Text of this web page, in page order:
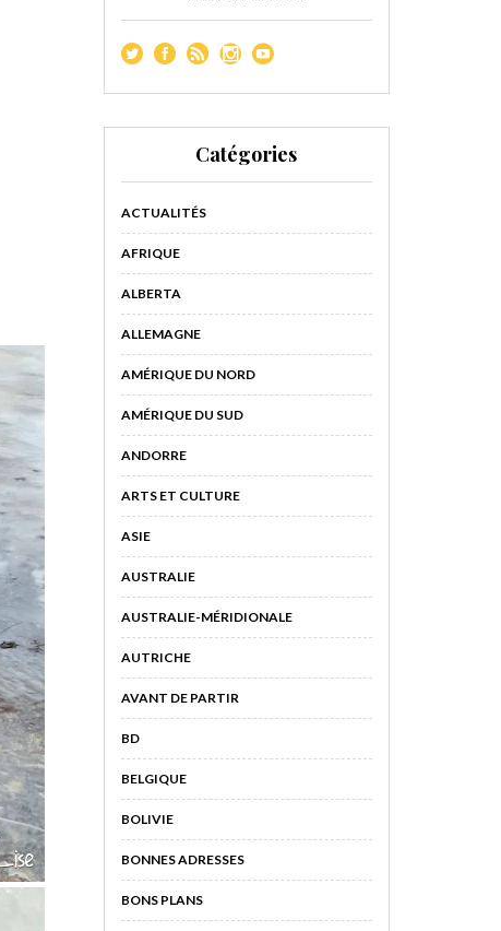
Catégories
ACTUALITÉS
AFRIQUE
ALBERTA
ALLEMAGNE
AMÉRIQUE DU NORD
AMÉRIQUE DU SUD
ANDORRE
ARTS ET CULTURE
ASIE
AUSTRALIE
AUSTRALIE-MÉRIDIONALE
AUTRICHE
AVANT DE PARTIR
BD
BELGIQUE
BOLIVIE
BONNES ADRESSES
BONS PLANS